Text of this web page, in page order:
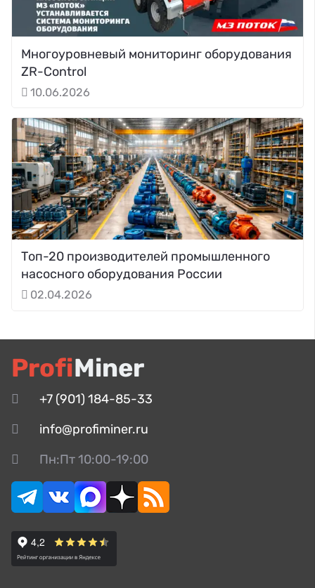
Многоуровневый мониторинг оборудования
ZR-Control
10.06.2026
Топ-20 производителей промышленного
насосного оборудования России
02.04.2026
ProfiMiner
+7 (901) 184-85-33
info@profiminer.ru
Пн:Пт 10:00-19:00